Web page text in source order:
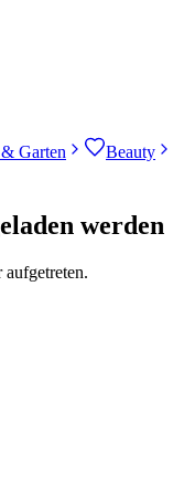
Garten Beauty
werden